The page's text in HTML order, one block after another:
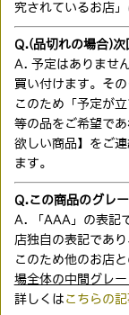
究されているお店
Q.(品切れの場合)次
A. 予定はありませ
買い付けます。そ
このため「予定が
等の品をご希望であ
欲しい商品】をご
ます。
Q.この商品のグレ
A. 「AAA」の表記
店独自の表記であ
このため他のお店
場全体の中間グレ
詳しくは こちらの